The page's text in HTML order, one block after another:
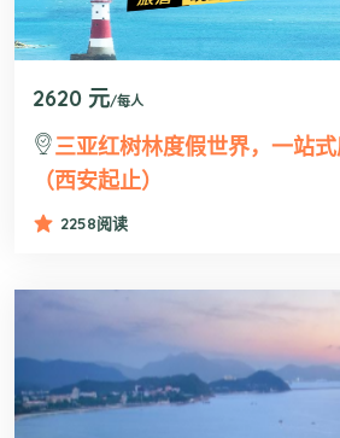
2620 元/每人
三亚红树林度假世界，一站
（西安起止）
2258阅读